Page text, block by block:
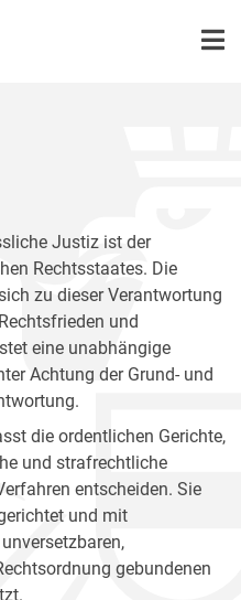
Justiz ist der
Rechtsstaates. Die
zu dieser Verantwortung
und
eine unabhängige
Achtung der Grund- und
die ordentlichen Gerichte,
und strafrechtliche
entscheiden. Sie
und mit
gebundenen